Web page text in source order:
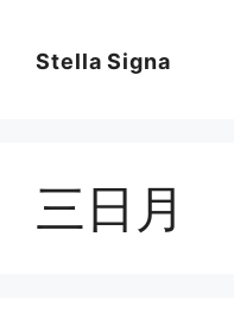
Stella Signa
三日月